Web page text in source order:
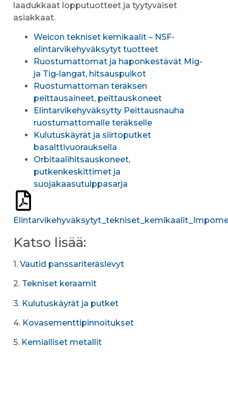
laadukkaat lopputuotteet ja tyytyväiset
asiakkaat.
Weicon tekniset kemikaalit – NSF-
elintarvikehyväksytyt tuotteet
Ruostumattomat ja haponkestävät Mig-
ja Tig-langat, hitsauspuikot
Ruostumattoman teräksen
peittausaineet, peittauskoneet
Elintarvikehyväksytty Peittausnauha
ruostumattomalle teräkselle
Kulutuskäyrät ja siirtoputket
basalttivuorauksella
Orbitaalihitsauskoneet,
putkenkeskittimet ja
suojakaasutulppasarja
Katso lisää:
1. Vautid panssariteräslevyt
2. Tekniset keraamit
3. Kulutuskäyrät ja putket
4. Kovasementtipinnoitukset
5. Kemialliset metallit